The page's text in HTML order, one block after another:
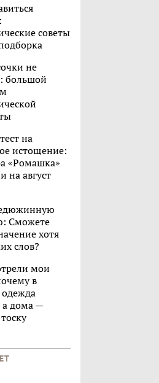
советы
не
большой
на
истощение:
«Ромашка»
на август
Сможете
хотя
слов?
мои
в
а дома —